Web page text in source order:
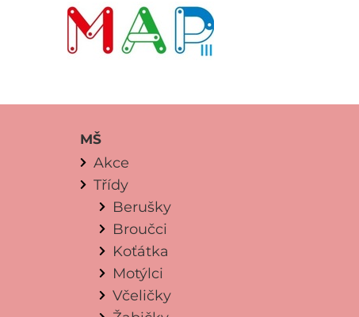
MŠ
Akce
Třídy
Berušky
Broučci
Koťátka
Motýlci
Včeličky